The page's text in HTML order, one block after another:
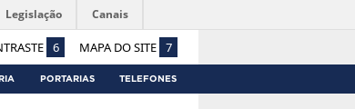
6 MAPA DO SITE 7
Legislação Canais
PORTARIAS TELEFONES